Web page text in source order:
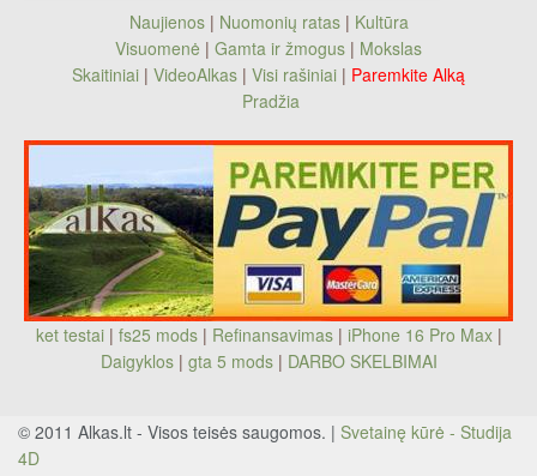
Naujienos| Nuomonių ratas| Kultūra
Visuomenė | Gamta ir žmogus | Mokslas
Skaitiniai | VideoAlkas | Visi rašiniai | Paremkite Alką
Pradžia
ket testai | fs25 mods| Refinansavimas| iPhone 16 Pro Max|
Daigyklos| gta 5 mods | DARBO SKELBIMAI
© 2011 Alkas.lt - Visos teisės saugomos. | Svetainę kūrė - Studija
4D